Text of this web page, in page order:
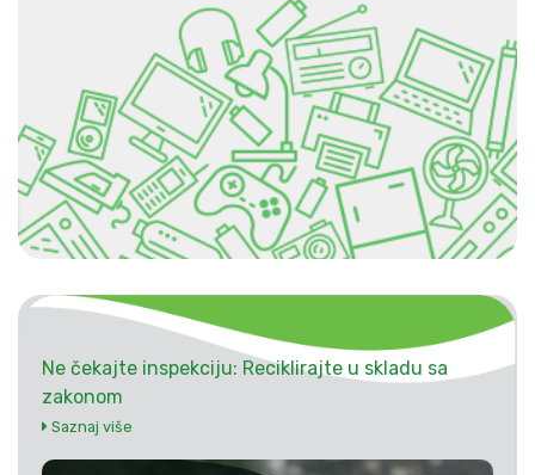
Ne čekajte inspekciju: Reciklirajte u skladu sa
zakonom
Saznaj više